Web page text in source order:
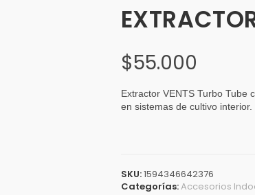
$55.000
Extractor VENTS Turbo Tube
en sistemas de cultivo interior.
SKU:1594346642376
Categorías:Accesorios